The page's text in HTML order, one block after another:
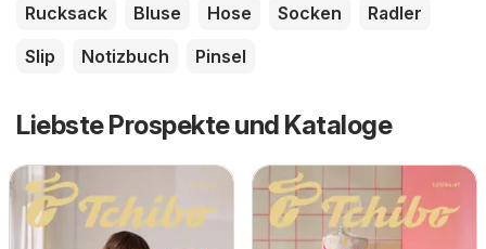
Rucksack Bluse Hose Socken
Radler
Slip
Notizbuch Pinsel
Liebste Prospekte und Kataloge